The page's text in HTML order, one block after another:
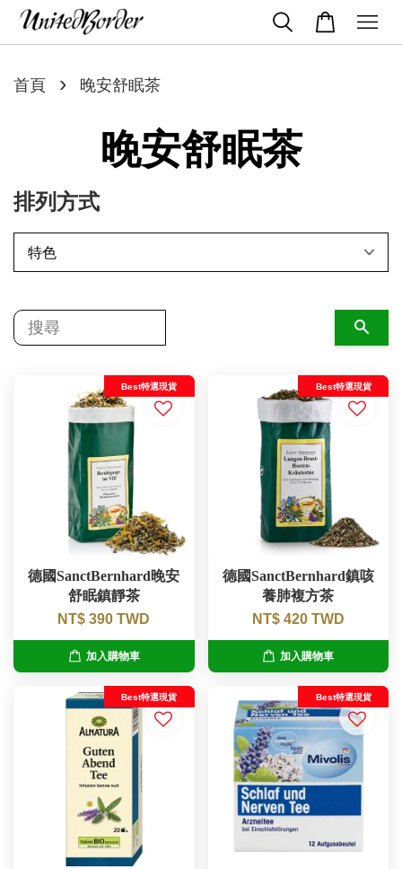
首頁 › 晚安舒眠茶
晚安舒眠茶
排列方式
Best特選現貨
德國SanctBernhard晚安
舒眠鎮靜茶
NT$ 390 TWD
加入購物車
Best特選現貨
德國SanctBernhard鎮咳
養肺複方茶
NT$ 420 TWD
加入購物車
Best特選現貨 Best特選現貨